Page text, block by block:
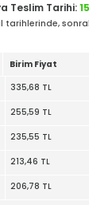
Teslim Tarihi:
Birim Fiyat
335,68 TL
255,59 TL
235,55 TL
213,46 TL
206,78 TL